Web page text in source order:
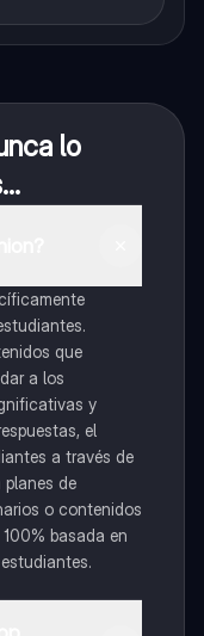
lo
que
a los
y
el
a través de
planes de
o contenidos
basada en